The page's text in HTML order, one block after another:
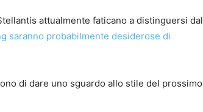
attualmente faticano a distinguersi dal
saranno probabilmente desiderose di
di dare uno sguardo allo stile del prossimo